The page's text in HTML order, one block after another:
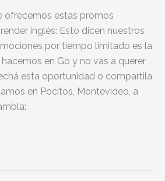
ofrecemos estas promos
inglés: Esto dicen nuestros
por tiempo limitado es la
en Go y no vas a querer
esta oportunidad o compartila
en Pocitos, Montevideo, a